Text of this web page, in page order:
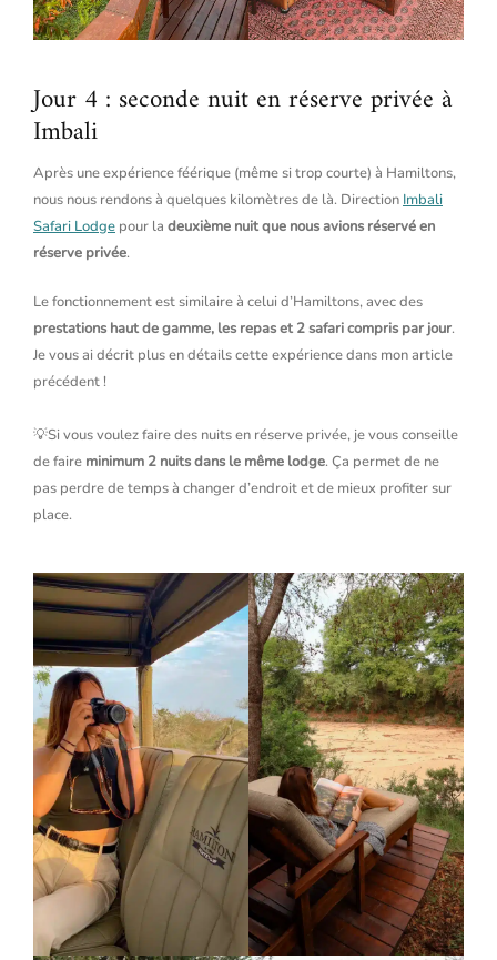
Jour 4 : seconde nuit en réserve privée à
Imbali
Après une expérience féérique (même si trop courte) à Hamiltons,
nous nous rendons à quelques kilomètres de là. Direction Imbali
Safari Lodge pour la deuxième nuit que nous avions réservé en
réserve privée.
Le fonctionnement est similaire à celui d’Hamiltons, avec des
prestations haut de gamme, les repas et 2 safari compris par jour.
Je vous ai décrit plus en détails cette expérience dans mon article
précédent !
💡Si vous voulez faire des nuits en réserve privée, je vous conseille
de faire minimum 2 nuits dans le même lodge. Ça permet de ne
pas perdre de temps à changer d’endroit et de mieux profiter sur
place.